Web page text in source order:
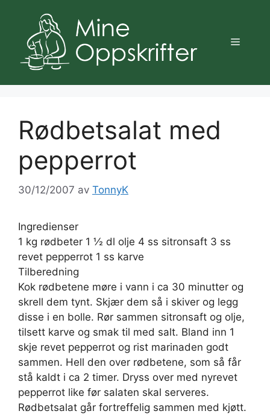
innhold
Meny
Rødbetsalat med
pepperrot
30/12/2007 av TonnyK
Ingredienser
1 kg rødbeter 1 ½ dl olje 4 ss sitronsaft 3 ss
revet pepperrot 1 ss karve
Tilberedning
Kok rødbetene møre i vann i ca 30 minutter og
skrell dem tynt. Skjær dem så i skiver og legg
disse i en bolle. Rør sammen sitronsaft og olje,
tilsett karve og smak til med salt. Bland inn 1
skje revet pepperrot og rist marinaden godt
sammen. Hell den over rødbetene, som så får
stå kaldt i ca 2 timer. Dryss over med nyrevet
pepperrot like før salaten skal serveres.
Rødbetsalat går fortreffelig sammen med kjøtt.